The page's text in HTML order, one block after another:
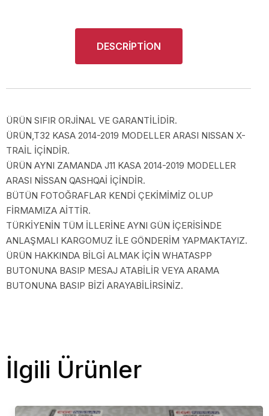
DESCRIPTION
ÜRÜN SIFIR ORJİNAL VE GARANTİLİDİR.
ÜRÜN,T32 KASA 2014-2019 MODELLER ARASI NISSAN X-
TRAİL İÇİNDİR.
ÜRÜN AYNI ZAMANDA J11 KASA 2014-2019 MODELLER
ARASI NİSSAN QASHQAİ İÇİNDİR.
BÜTÜN FOTOĞRAFLAR KENDİ ÇEKİMİMİZ OLUP
FİRMAMIZA AİTTİR.
TÜRKİYENİN TÜM İLLERİNE AYNI GÜN İÇERİSİNDE
ANLAŞMALI KARGOMUZ İLE GÖNDERİM YAPMAKTAYIZ.
ÜRÜN HAKKINDA BİLGİ ALMAK İÇİN WHATASPP
BUTONUNA BASIP MESAJ ATABİLİR VEYA ARAMA
BUTONUNA BASIP BİZİ ARAYABİLİRSİNİZ.
İlgili Ürünler